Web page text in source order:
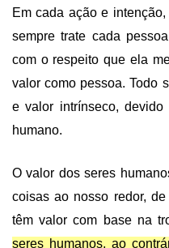
Em cada ação e
sempre trate cada
com o respeito que ela
valor como pessoa.Todo
e valor intrínseco,
humano.
O valor dos seres
coisas ao nosso redor,
têm valor com base na
seres humanos, ao